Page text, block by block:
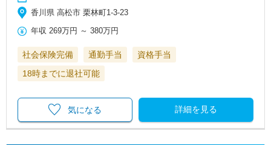
香川県 高松市 栗林町1-3-23
年収 269万円 ～380万円
社会保険完備 通勤手当
資格手当
18時までに退社可能
詳細を見る
気になる